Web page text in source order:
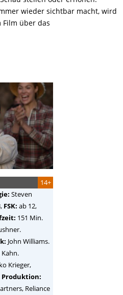
wieder sichtbar macht, wird
über das
14+
Steven
FSK: ab 12,
151 Min.
John Williams.
Krieger,
Produktion:
Reliance